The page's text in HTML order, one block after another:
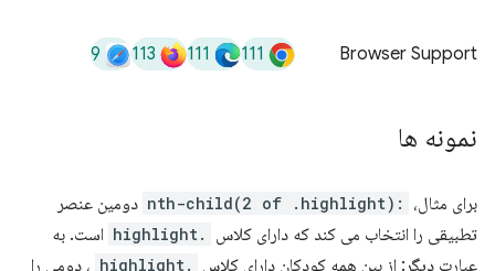
Browser Support
111
111
113
9
نمونه ها
برای مثال، :nth-child(2 of .highlight)
دومین عنصر
تطبیقی را انتخاب می کند که دارای کلاس
.highlight
است. به
عبارت دیگر: از بین همه کودکان دارای کلاس
.highlight ، دومی را